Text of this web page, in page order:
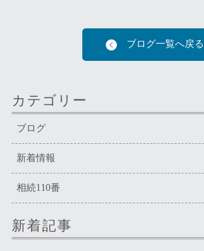
ブログ一覧へ戻る
カテゴリー
ブログ
新着情報
相続110番
新着記事